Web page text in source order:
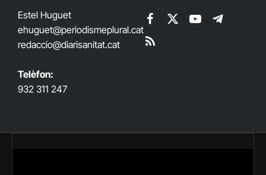
Estel Huguet
ehuguet@periodismeplural.cat
redaccio@diarisanitat.cat
Telèfon:
932 311 247
Facebook
X
YouTubeTelegram
RSS